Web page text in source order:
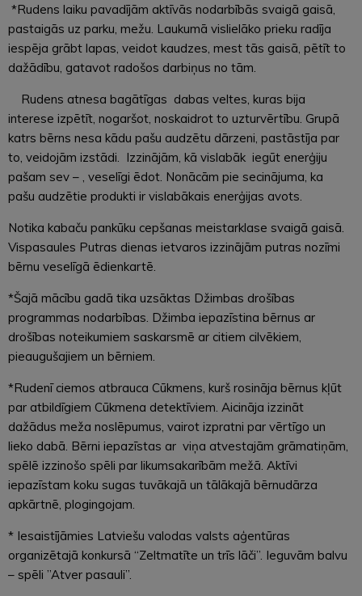
*Rudens laiku pavadījām aktīvās nodarbībās svaigā gaisā,
pastaigās uz parku, mežu. Laukumā vislielāko prieku radīja
iespēja grābt lapas, veidot kaudzes, mest tās gaisā, pētīt to
dažādību, gatavot radošos darbiņus no tām.
Rudens atnesa bagātīgas dabas veltes, kuras bija
interese izpētīt, nogaršot, noskaidrot to uzturvērtību. Grupā
katrs bērns nesa kādu pašu audzētu dārzeni, pastāstīja par
to, veidojām izstādi. Izzinājām, kā vislabāk iegūt enerģiju
pašam sev – , veselīgi ēdot. Nonācām pie secinājuma, ka
pašu audzētie produkti ir vislabākais enerģijas avots.
Notika kabaču pankūku cepšanas meistarklase svaigā gaisā.
Vispasaules Putras dienas ietvaros izzinājām putras nozīmi
bērnu veselīgā ēdienkartē.
*Šajā mācību gadā tika uzsāktas Džimbas drošības
programmas nodarbības. Džimba iepazīstina bērnus ar
drošības noteikumiem saskarsmē ar citiem cilvēkiem,
pieaugušajiem un bērniem.
*Rudenī ciemos atbrauca Cūkmens, kurš rosināja bērnus kļūt
par atbildīgiem Cūkmena detektīviem. Aicināja izzināt
dažādus meža noslēpumus, vairot izpratni par vērtīgo un
lieko dabā. Bērni iepazīstas ar viņa atvestajām grāmatiņām,
spēlē izzinošo spēli par likumsakarībām mežā. Aktīvi
iepazīstam koku sugas tuvākajā un tālākajā bērnudārza
apkārtnē, plogingojam.
* Iesaistījāmies Latviešu valodas valsts aģentūras
organizētajā konkursā “Zeltmatīte un trīs lāči”. Ieguvām balvu
– spēli ”Atver pasauli”.